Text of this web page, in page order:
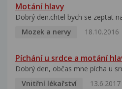
Motání hlavy
Dobrý den.chtel bych se zeptat
Mozek a nervy
18.10.2016
Píchání u srdce a motání
Dobrý den, občas mne pícha u
Vnitřní lékařství
13.6.2017